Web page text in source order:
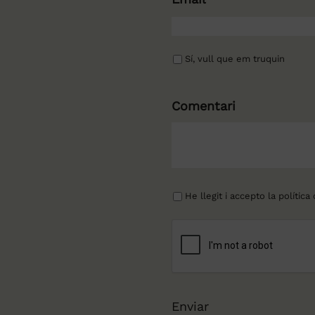
Sí, vull que em truquin
Comentari
He llegit i accepto la política